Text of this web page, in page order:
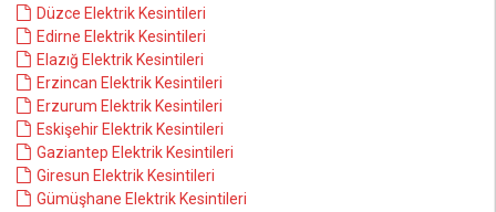
Düzce Elektrik Kesintileri
Edirne Elektrik Kesintileri
Elazığ Elektrik Kesintileri
Erzincan Elektrik Kesintileri
Erzurum Elektrik Kesintileri
Eskişehir Elektrik Kesintileri
Gaziantep Elektrik Kesintileri
Giresun Elektrik Kesintileri
Gümüşhane Elektrik Kesintileri